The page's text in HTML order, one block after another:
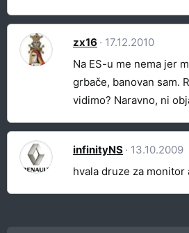
zx16
17.12.2010
Na ES-u me nema jer
grbače, banovan sam.
vidimo? Naravno, ni
infinityNS
13.10.2009
hvala druze za